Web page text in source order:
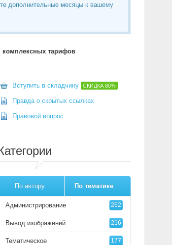
дополнительные месяцы к вашему
комплексных тарифов
Joomla
Вступить в складчину СКИДКА 80%
Правда о скрытых ссылках
Правовой вопрос
По автору По тематике
Администрирование 262
Вывод изображений 216
Тематическое 177